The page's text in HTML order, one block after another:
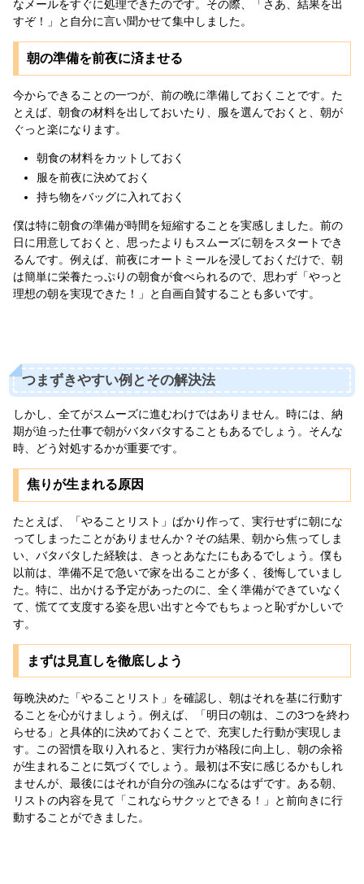
なメールをすぐに処理できたのです。その際、「さあ、結果を出
すぞ！」と自分に言い聞かせて集中しました。
朝の準備を前夜に済ませる
今からできることの一つが、前の晩に準備しておくことです。た
とえば、朝食の材料を出しておいたり、服を選んでおくと、朝が
ぐっと楽になります。
朝食の材料をカットしておく
服を前夜に決めておく
持ち物をバッグに入れておく
僕は特に朝食の準備が時間を短縮することを実感しました。前の
日に用意しておくと、思ったよりもスムーズに朝をスタートでき
るんです。例えば、前夜にオートミールを浸しておくだけで、朝
は簡単に栄養たっぷりの朝食が食べられるので、思わず「やっと
理想の朝を実現できた！」と自画自賛することも多いです。
つまずきやすい例とその解決法
しかし、全てがスムーズに進むわけではありません。時には、納
期が迫った仕事で朝がバタバタすることもあるでしょう。そんな
時、どう対処するかが重要です。
焦りが生まれる原因
たとえば、「やることリスト」ばかり作って、実行せずに朝にな
ってしまったことがありませんか？その結果、朝から焦ってしま
い、バタバタした経験は、きっとあなたにもあるでしょう。僕も
以前は、準備不足で急いで家を出ることが多く、後悔していまし
た。特に、出かける予定があったのに、全く準備ができていなく
て、慌てて支度する姿を思い出すと今でもちょっと恥ずかしいで
す。
まずは見直しを徹底しよう
毎晩決めた「やることリスト」を確認し、朝はそれを基に行動す
ることを心がけましょう。例えば、「明日の朝は、この3つを終わ
らせる」と具体的に決めておくことで、充実した行動が実現しま
す。この習慣を取り入れると、実行力が格段に向上し、朝の余裕
が生まれることに気づくでしょう。最初は不安に感じるかもしれ
ませんが、最後にはそれが自分の強みになるはずです。ある朝、
リストの内容を見て「これならサクッとできる！」と前向きに行
動することができました。